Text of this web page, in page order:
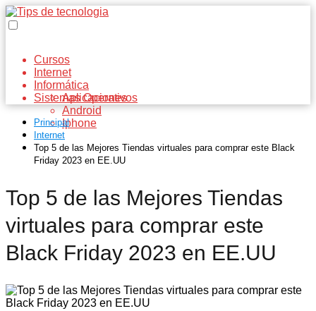
Cursos
Internet
Informática
Aplicaciones
Sistemas Operativos
Android
Iphone
Principal
Internet
Top 5 de las Mejores Tiendas virtuales para comprar este Black
Friday 2023 en EE.UU
Top 5 de las Mejores Tiendas
virtuales para comprar este
Black Friday 2023 en EE.UU